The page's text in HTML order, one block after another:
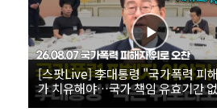
[스팟Live] 李대통령 "국가폭력 피
가 치유해야…국가 책임 유효기간
26.08.07 국가폭력 피해자 위로 오찬